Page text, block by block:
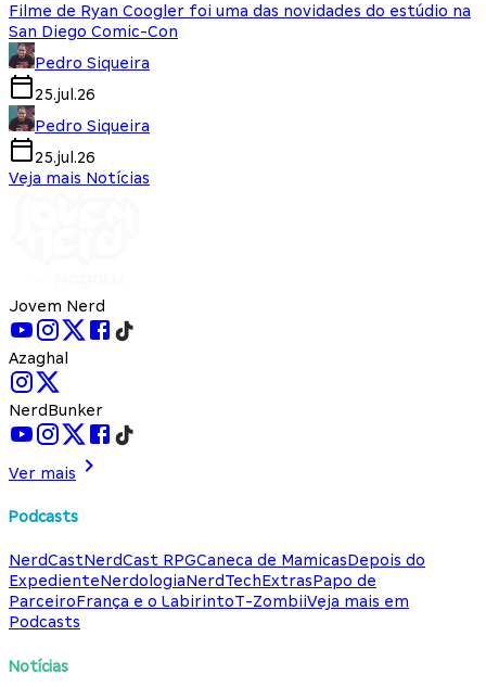
Filme de Ryan Coogler foi uma das novidades do estúdio na
San Diego Comic-Con
Pedro Siqueira
25.jul.26
Pedro Siqueira
25.jul.26
Veja mais Notícias
Jovem Nerd
Azaghal
NerdBunker
Ver mais
Podcasts
NerdCastNerdCast RPGCaneca de MamicasDepois do
ExpedienteNerdologiaNerdTechExtrasPapo de
ParceiroFrança e o LabirintoT-ZombiiVeja mais em
Podcasts
Notícias